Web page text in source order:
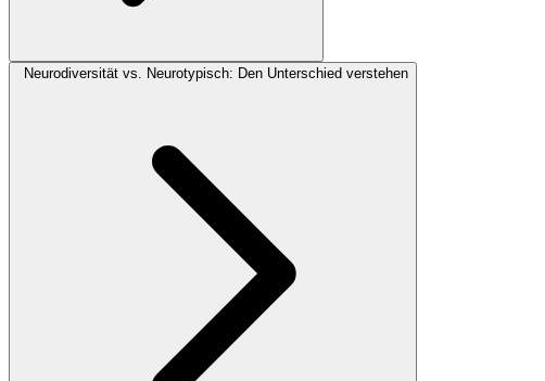
Neurodiversität vs. Neurotypisch: Den Unterschied verstehen